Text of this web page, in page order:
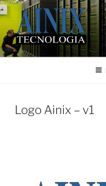
Pular
para
conteúdo
AINIX
Infraestrutura e Segurança
Logo Ainix – v1